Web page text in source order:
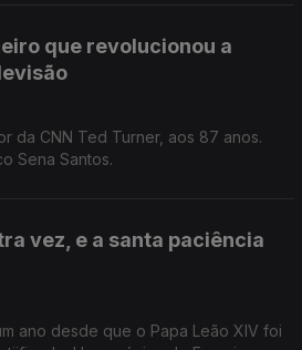
que revolucionou a
da CNN Ted Turner, aos 87 anos.
Sena Santos.
vez, e a santa paciência
ano desde que o Papa Leão XIV foi